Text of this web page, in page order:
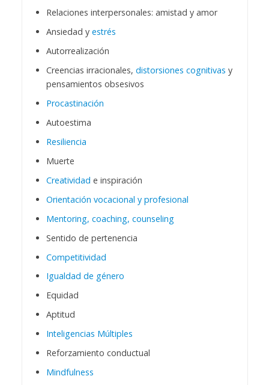
Relaciones interpersonales: amistad y amor
Ansiedad y estrés
Autorrealización
Creencias irracionales, distorsiones cognitivas y
pensamientos obsesivos
Procastinación
Autoestima
Resiliencia
Muerte
Creatividad e inspiración
Orientación vocacional y profesional
Mentoring, coaching, counseling
Sentido de pertenencia
Competitividad
Igualdad de género
Equidad
Aptitud
Inteligencias Múltiples
Reforzamiento conductual
Mindfulness